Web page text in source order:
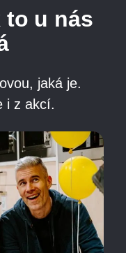
to u nás
jaká je.
i z akcí.